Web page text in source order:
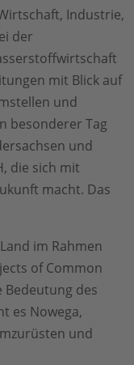
Industrie,
der
mit Blick auf
und
besonderer Tag
und
die sich mit
macht. Das
im Rahmen
of Common
des
es Nowega,
und